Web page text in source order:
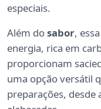
especiais.
Além dosabor,
energia, rica em
proporcionam
uma opção versátil
preparações, desde